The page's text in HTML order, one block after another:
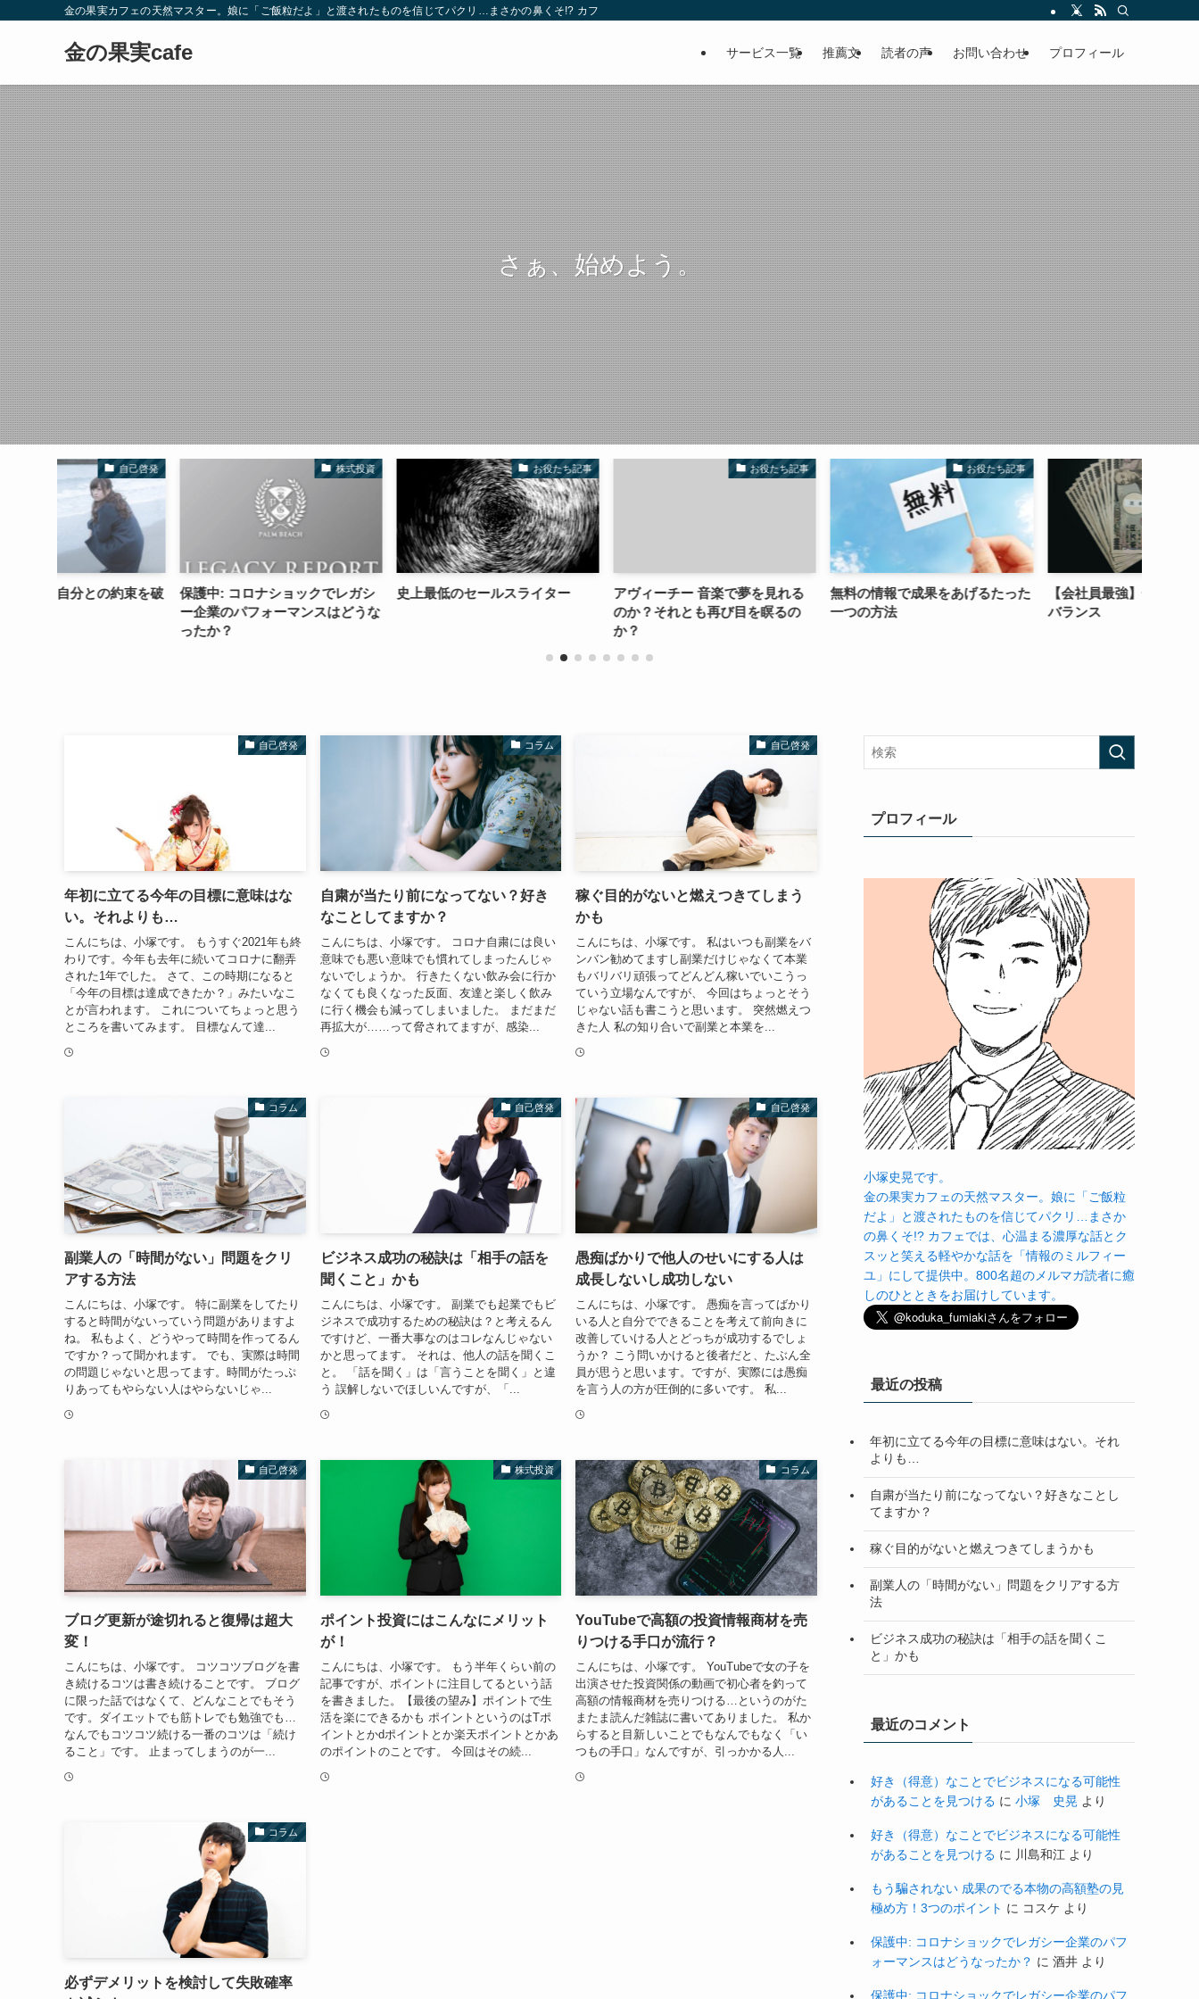
金の果実カフェの天然マスター。娘に「ご飯粒だよ」と渡されたものを信じてパクリ…まさかの鼻くそ!? カフェでは、心温まる濃厚な話とクスッと笑える軽やかな話を「情報のミルフィーユ」にして提供中。800名超のメルマガ読
金の果実cafe サービス一覧 推薦文 読者の声 お問い合わせ プロフィール
さぁ、始めよう。
保護中: コロナショックでレガシ
ー企業のパフォーマンスはどうな
お役たち記事
史上最低のセールスライター
アヴィーチー 音楽で夢を見れる
のか？それとも再び目を瞑るの
無料の情報で成果をあげるたった
一つの方法
コラム
【会社員最強】金銭感覚の絶妙な
自己啓発
年初に立てる今年の目標に意味はな
い。それよりも…
こんにちは、小塚です。 もうすぐ2021年も終
わりです。今年も去年に続いてコロナに翻弄
された1年でした。 さて、この時期になると
「今年の目標は達成できたか？」みたいなこ
とが言われます。 これについてちょっと思う
ところを書いてみます。 目標なんて達...
コラム
自粛が当たり前になってない？好き
なことしてますか？
こんにちは、小塚です。 コロナ自粛には良い
意味でも悪い意味でも慣れてしまったんじゃ
ないでしょうか。 行きたくない飲み会に行か
なくても良くなった反面、友達と楽しく飲み
に行く機会も減ってしまいました。 まだまだ
再拡大が……って脅されてますが、感染...
自己啓発
稼ぐ目的がないと燃えつきてしまう
かも
こんにちは、小塚です。 私はいつも副業をバ
ンバン勧めてますし副業だけじゃなくて本業
もバリバリ頑張ってどんどん稼いでいこうっ
ていう立場なんですが、 今回はちょっとそう
じゃない話も書こうと思います。 突然燃えつ
きた人 私の知り合いで副業と本業を...
コラム
副業人の「時間がない」問題をクリ
アする方法
こんにちは、小塚です。 特に副業をしてたり
すると時間がないっていう問題がありますよ
ね。 私もよく、どうやって時間を作ってるん
ですか？って聞かれます。 でも、実際は時間
の問題じゃないと思ってます。時間がたっぷ
りあってもやらない人はやらないじゃ...
自己啓発
ビジネス成功の秘訣は「相手の話を
聞くこと」かも
こんにちは、小塚です。 副業でも起業でもビ
ジネスで成功するための秘訣は？と考えるん
ですけど、一番大事なのはコレなんじゃない
かと思ってます。 それは、他人の話を聞くこ
と。 「話を聞く」は「言うことを聞く」と違
う 誤解しないでほしいんですが、「...
自己啓発
愚痴ばかりで他人のせいにする人は
成長しないし成功しない
こんにちは、小塚です。 愚痴を言ってばかり
いる人と自分でできることを考えて前向きに
改善していける人とどっちが成功するでしょ
うか？ こう問いかけると後者だと、たぶん全
員が思うと思います。ですが、実際には愚痴
を言う人の方が圧倒的に多いです。 私...
自己啓発
ブログ更新が途切れると復帰は超大
変！
こんにちは、小塚です。 コツコツブログを書
き続けるコツは書き続けることです。 ブログ
に限った話ではなくて、どんなことでもそう
です。ダイエットでも筋トレでも勉強でも…
なんでもコツコツ続ける一番のコツは「続け
ること」です。 止まってしまうのが一...
株式投資
ポイント投資にはこんなにメリット
が！
こんにちは、小塚です。 もう半年くらい前の
記事ですが、ポイントに注目してるという話
を書きました。【最後の望み】ポイントで生
活を楽にできるかも ポイントというのはTポ
イントとかdポイントとか楽天ポイントとかあ
のポイントのことです。 今回はその続...
コラム
YouTubeで高額の投資情報商材を売
りつける手口が流行？
こんにちは、小塚です。 YouTubeで女の子を
出演させた投資関係の動画で初心者を釣って
高額の情報商材を売りつける…というのがた
またま読んだ雑誌に書いてありました。 私か
らすると目新しいことでもなんでもなく「い
つもの手口」なんですが、引っかかる人...
コラム
必ずデメリットを検討して失敗確率
プロフィール
小塚史晃です。
金の果実カフェの天然マスター。娘に「ご飯粒
だよ」と渡されたものを信じてパクリ…まさか
の鼻くそ!? カフェでは、心温まる濃厚な話とク
スッと笑える軽やかな話を「情報のミルフィー
ユ」にして提供中。800名超のメルマガ読者に癒
しのひとときをお届けしています。
最近の投稿
年初に立てる今年の目標に意味はない。それ
よりも…
自粛が当たり前になってない？好きなことし
てますか？
稼ぐ目的がないと燃えつきてしまうかも
副業人の「時間がない」問題をクリアする方
法
ビジネス成功の秘訣は「相手の話を聞くこ
と」かも
最近のコメント
好き（得意）なことでビジネスになる可能性
があることを見つける に 小塚 史晃 より
好き（得意）なことでビジネスになる可能性
があることを見つける に 川島和江 より
もう騙されない 成果のでる本物の高額塾の見
極め方！3つのポイント に コスケ より
保護中: コロナショックでレガシー企業のパフ
ォーマンスはどうなったか？ に 酒井 より
保護中: コロナショックでレガシー企業のパフ